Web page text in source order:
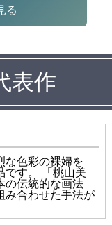
る
表作
な色彩の裸婦を
です。 「桃山美
の伝統的な画法
み合わせた手法が